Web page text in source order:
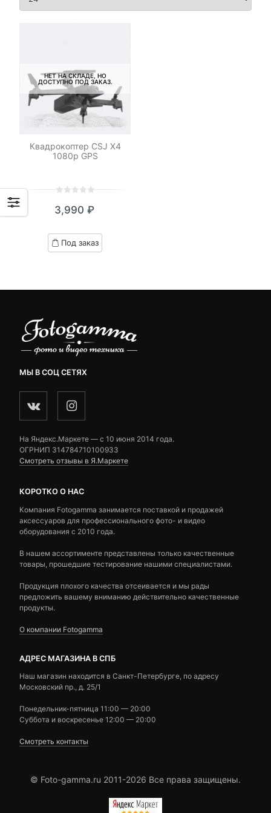
НЕТ НА СКЛАДЕ, НО
ДОСТУПНО ПОД ЗАКАЗ.
Квадрокоптер CSJ X4
1080p GPS
out
based
on
3,990₽
Под заказ
МЫ В СОЦ СЕТЯХ
На Яндекс.Маркете — c 10 июня 2014 года.
ОГРНИП 314784710100933
Смотреть отзывы в Я.Маркете
КОРОТКО О НАС
Компания Fotogamma занимается поставкой и продажей
аксессуаров для профессионального фото- и видео
оборудования с 2010 года.
В нашем ассортименте представлены только качественные
товары, прошедшие тестирование нашими специалистами.
Продукция плохого качества отсеивается и мы рады
предложить вашему вниманию действительно качественные
продукты.
О компании Fotogamma
АДРЕС МАГАЗИНА В СПБ
Наш магазин находится в Санкт-Петербурге, по адресу
Московский пр., д. 25/1
Понедельник-пятница 11:00 — 20:00
Суббота и воскресенье 12:00 — 20:00
Смотреть контакты
© Foto-gamma.ru 2011-2026 Все права защищены.